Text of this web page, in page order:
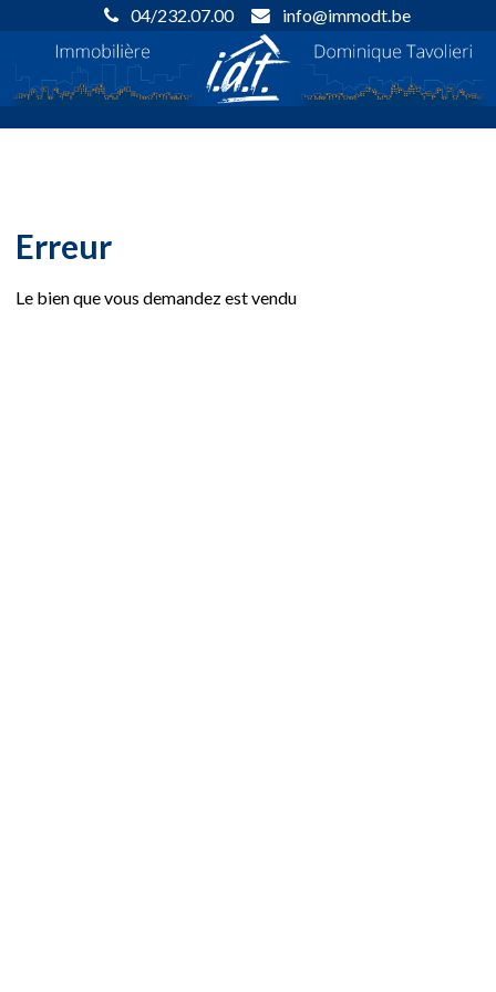
04/232.07.00 info@immodt.be
Erreur
Le bien que vous demandez est vendu